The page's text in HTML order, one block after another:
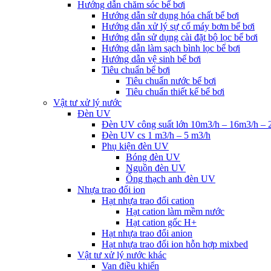
Hướng dẫn chăm sóc bể bơi
Hướng dẫn sử dụng hóa chất bể bơi
Hướng dẫn xử lý sự cố máy bơm bể bơi
Hướng dẫn sử dụng cài đặt bộ lọc bể bơi
Hướng dẫn làm sạch bình lọc bể bơi
Hướng dẫn vệ sinh bể bơi
Tiêu chuẩn bể bơi
Tiêu chuẩn nước bể bơi
Tiêu chuẩn thiết kế bể bơi
Vật tư xử lý nước
Đèn UV
Đèn UV công suất lớn 10m3/h – 16m3/h –
Đèn UV cs 1 m3/h – 5 m3/h
Phụ kiện đèn UV
Bóng đèn UV
Nguồn đèn UV
Ống thạch anh đèn UV
Nhựa trao đổi ion
Hạt nhựa trao đổi cation
Hạt cation làm mềm nước
Hạt cation gốc H+
Hạt nhựa trao đổi anion
Hạt nhựa trao đổi ion hỗn hợp mixbed
Vật tư xử lý nước khác
Van điều khiển